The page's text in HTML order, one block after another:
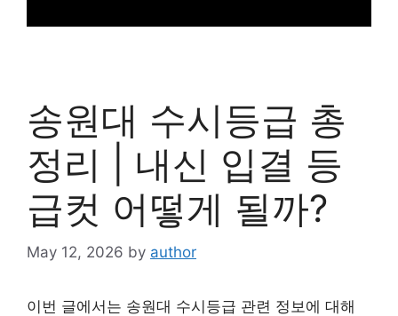
송원대 수시등급 총
정리 | 내신 입결 등
급컷 어떻게 될까?
May 12, 2026 by author
이번 글에서는 송원대 수시등급 관련 정보에 대해